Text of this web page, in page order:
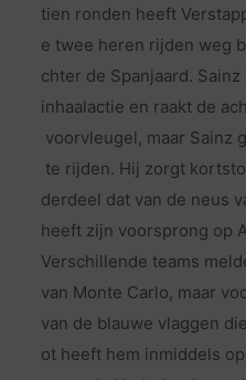
tien ronden heeft
e twee heren rijden weg
chter de Spanjaard.
inhaalactie en raakt de
voorvleugel, maar Sainz
te rijden. Hij zorgt
derdeel dat van de neus
heeft zijn voorsprong op
Verschillende teams
van Monte Carlo, maar
van de blauwe vlaggen
ot heeft hem inmiddels